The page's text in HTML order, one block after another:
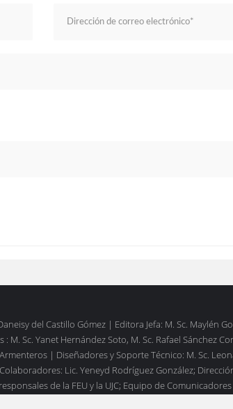
del Castillo Gómez | Editora Jefa: M. Sc. Maylén
: M. Sc. Yanet Hernández Soto, M. Sc. Rafael Sánchez
| Diseñadores y Soporte Técnico: M. Sc.
Lic. Yeneyd Rodríguez González;
de la FEU y la UJC; Equipo de